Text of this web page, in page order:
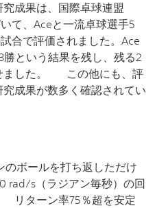
成果は、国際卓球連盟
て、 Aceと一流卓球選手5
合で評価されました。 Ace
勝という結果を残し、残る2
ました。 この他にも、評
成果が数多く確認されてい
のボールを打ち返しただけ
rad/s （ラジアン毎秒）の回
リターン率75 ％超を安定